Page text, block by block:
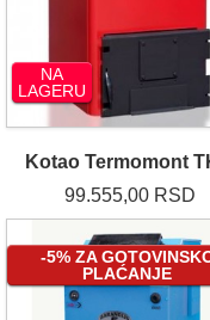
NA
LAGERU
Kotao Termomont
99.555,00 RSD
-5% ZA
PLAĆANJE